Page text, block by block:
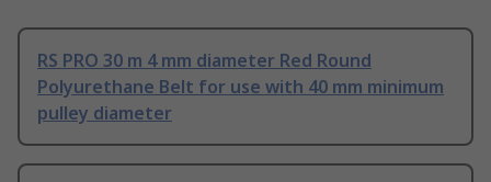
RS PRO 30 m 4 mm diameter Red Round
Polyurethane Belt for use with 40 mm minimum
pulley diameter